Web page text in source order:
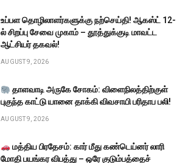
உப்பள தொழிலாளர்களுக்கு நற்செய்தி! ஆகஸ்ட் 12-
ல் சிறப்பு சேவை முகாம் – தூத்துக்குடி மாவட்ட
ஆட்சியர் தகவல்!
AUGUST 9, 2026
தாளவாடி அருகே சோகம்: விளைநிலத்திற்குள்
புகுந்த காட்டு யானை தாக்கி விவசாயி பரிதாப பலி!
AUGUST 9, 2026
மத்திய பிரதேசம்: கார் மீது கண்டெய்னர் லாரி
மோதி பயங்கர விபத்து – ஒரே குடும்பத்தைச்